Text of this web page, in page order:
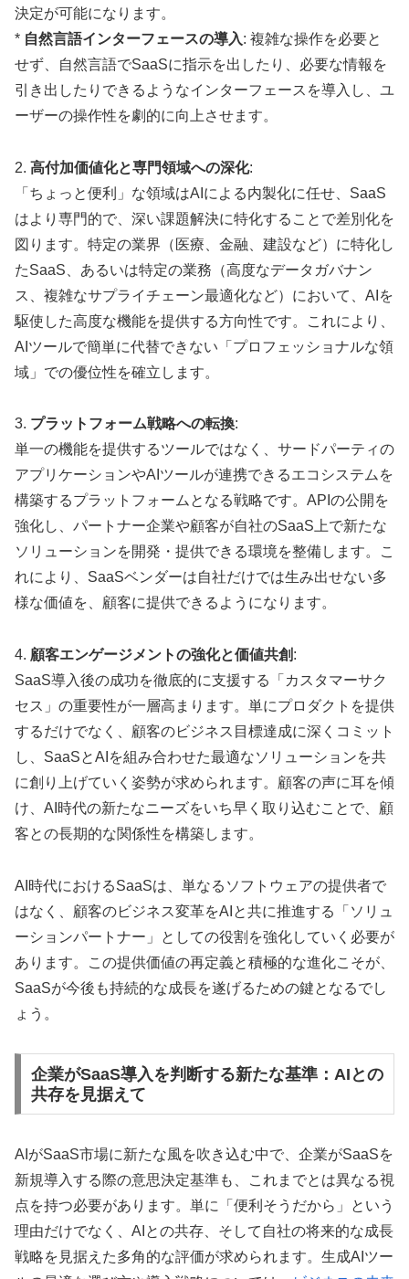
決定が可能になります。
* 自然言語インターフェースの導入: 複雑な操作を必要と
せず、自然言語でSaaSに指示を出したり、必要な情報を
引き出したりできるようなインターフェースを導入し、ユ
ーザーの操作性を劇的に向上させます。
2. 高付加価値化と専門領域への深化:
「ちょっと便利」な領域はAIによる内製化に任せ、SaaS
はより専門的で、深い課題解決に特化することで差別化を
図ります。特定の業界（医療、金融、建設など）に特化し
たSaaS、あるいは特定の業務（高度なデータガバナン
ス、複雑なサプライチェーン最適化など）において、AIを
駆使した高度な機能を提供する方向性です。これにより、
AIツールで簡単に代替できない「プロフェッショナルな領
域」での優位性を確立します。
3. プラットフォーム戦略への転換:
単一の機能を提供するツールではなく、サードパーティの
アプリケーションやAIツールが連携できるエコシステムを
構築するプラットフォームとなる戦略です。APIの公開を
強化し、パートナー企業や顧客が自社のSaaS上で新たな
ソリューションを開発・提供できる環境を整備します。こ
れにより、SaaSベンダーは自社だけでは生み出せない多
様な価値を、顧客に提供できるようになります。
4. 顧客エンゲージメントの強化と価値共創 :
SaaS導入後の成功を徹底的に支援する「カスタマーサク
セス」の重要性が一層高まります。単にプロダクトを提供
するだけでなく、顧客のビジネス目標達成に深くコミット
し、SaaSとAIを組み合わせた最適なソリューションを共
に創り上げていく姿勢が求められます。顧客の声に耳を傾
け、AI時代の新たなニーズをいち早く取り込むことで、顧
客との長期的な関係性を構築します。
AI時代におけるSaaSは、単なるソフトウェアの提供者で
はなく、顧客のビジネス変革をAIと共に推進する「ソリュ
ーションパートナー」としての役割を強化していく必要が
あります。この提供価値の再定義と積極的な進化こそが、
SaaSが今後も持続的な成長を遂げるための鍵となるでし
ょう。
企業がSaaS導入を判断する新たな基準：AIとの
共存を見据えて
AIがSaaS市場に新たな風を吹き込む中で、企業がSaaSを
新規導入する際の意思決定基準も、これまでとは異なる視
点を持つ必要があります。単に「便利そうだから」という
理由だけでなく、AIとの共存、そして自社の将来的な成長
戦略を見据えた多角的な評価が求められます。生成AIツー